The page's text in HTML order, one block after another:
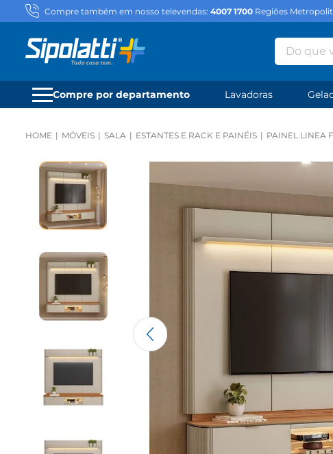
Compre também em nosso televendas: 4007 1700 Regiões
Do que
Compre por departamento Lavadoras
MÓVEIS SALA ESTANTES E RACK E PAINÉIS PAINEL LINEA